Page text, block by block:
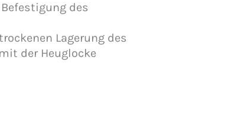
des
Lagerung des
der Heuglocke